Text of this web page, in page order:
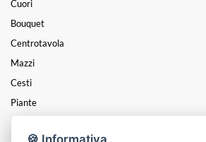
Cuori
Bouquet
Centrotavola
Mazzi
Cesti
Piante
Funebre
🍪 Informativa